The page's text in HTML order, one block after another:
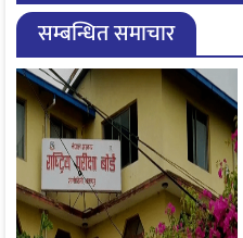
सम्बन्धित समाचार